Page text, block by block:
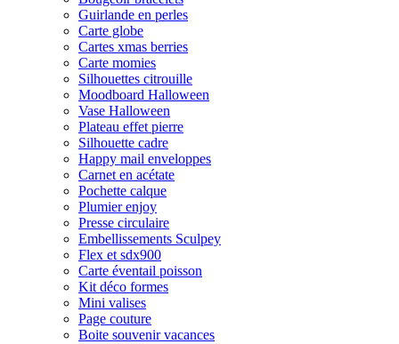
Guirlande en perles
Carte globe
Cartes xmas berries
Carte momies
Silhouettes citrouille
Moodboard Halloween
Vase Halloween
Plateau effet pierre
Silhouette cadre
Happy mail enveloppes
Carnet en acétate
Pochette calque
Plumier enjoy
Presse circulaire
Embellissements Sculpey
Flex et sdx900
Carte éventail poisson
Kit déco formes
Mini valises
Page couture
Boite souvenir vacances